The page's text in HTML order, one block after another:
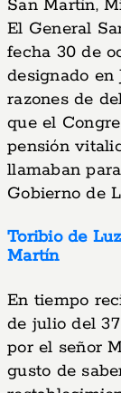
San Martín,
El General
fecha 30 de
designado en
razones de
que el
pensión
llamaban
Gobierno de
Toribio de
Martín
En tiempo
de julio del
por el señor
gusto de